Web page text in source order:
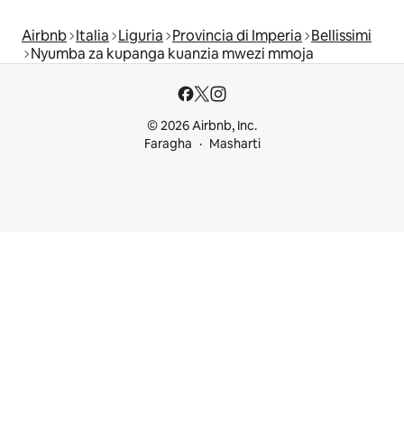
Airbnb Italia Liguria Provincia di Imperia Bellissimi
Nyumba za kupanga kuanzia mwezi mmoja
© 2026 Airbnb, Inc.
Faragha
Masharti